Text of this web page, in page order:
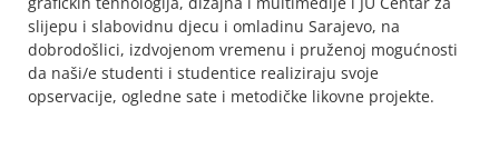
slijepu i slabovidnu djecu i omladinu Sarajevo, na
dobrodošlici, izdvojenom vremenu i pruženoj mogućnosti
da naši/e studenti i studentice realiziraju svoje
opservacije, ogledne sate i metodičke likovne projekte.